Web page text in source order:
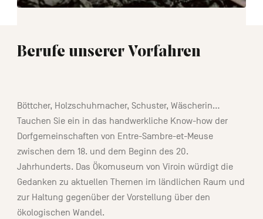
Berufe unserer Vorfahren
Böttcher, Holzschuhmacher, Schuster, Wäscherin…
Tauchen Sie ein in das handwerkliche Know-how der
Dorfgemeinschaften von Entre-Sambre-et-Meuse
zwischen dem 18. und dem Beginn des 20.
Jahrhunderts. Das Ökomuseum von Viroin würdigt die
Gedanken zu aktuellen Themen im ländlichen Raum und
zur Haltung gegenüber der Vorstellung über den
ökologischen Wandel.